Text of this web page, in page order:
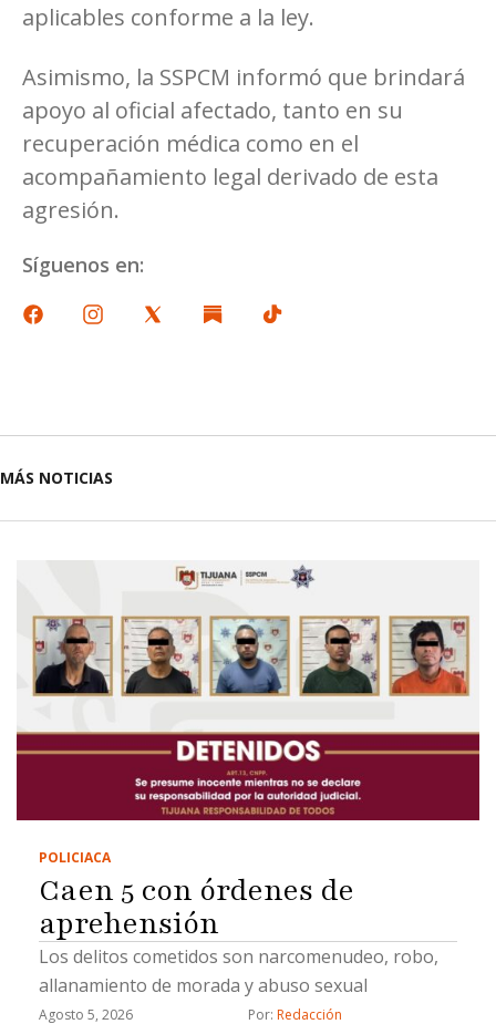
aplicables conforme a la ley.
Asimismo, la SSPCM informó que brindará
apoyo al oficial afectado, tanto en su
recuperación médica como en el
acompañamiento legal derivado de esta
agresión.
Síguenos en:
MÁS NOTICIAS
POLICIACA
Caen 5 con órdenes de
aprehensión
Los delitos cometidos son narcomenudeo, robo,
allanamiento de morada y abuso sexual
Agosto 5, 2026 Por: Redacción